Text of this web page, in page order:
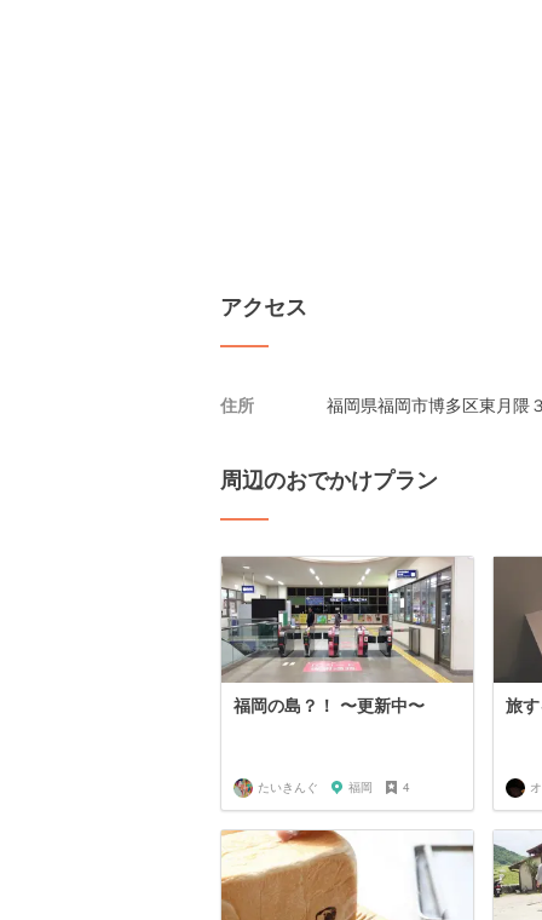
アクセス
住所 福岡県福岡市博多区東月隈
周辺のおでかけプラン
福岡の島？！ 〜更新中〜
たいきんぐ 福岡 4
旅